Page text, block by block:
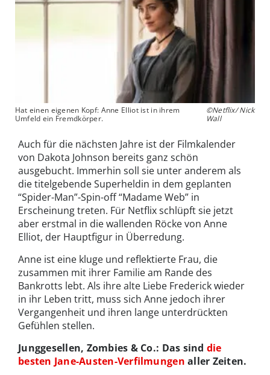
Hat einen eigenen Kopf: Anne Elliot ist in ihrem
Umfeld ein Fremdkörper.
©Netflix/ Nick
Wall
Auch für die nächsten Jahre ist der Filmkalender
von Dakota Johnson bereits ganz schön
ausgebucht. Immerhin soll sie unter anderem als
die titelgebende Superheldin in dem geplanten
“Spider-Man”-Spin-off “Madame Web” in
Erscheinung treten. Für Netflix schlüpft sie jetzt
aber erstmal in die wallenden Röcke von Anne
Elliot, der Hauptfigur in Überredung.
Anne ist eine kluge und reflektierte Frau, die
zusammen mit ihrer Familie am Rande des
Bankrotts lebt. Als ihre alte Liebe Frederick wieder
in ihr Leben tritt, muss sich Anne jedoch ihrer
Vergangenheit und ihren lange unterdrückten
Gefühlen stellen.
Junggesellen, Zombies & Co.: Das sind die
besten Jane-Austen-Verfilmungen aller Zeiten.